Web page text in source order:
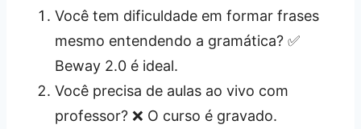
Você tem dificuldade em formar frases
mesmo entendendo a gramática? ✅
Beway 2.0 é ideal.
Você precisa de aulas ao vivo com
professor? ❌ O curso é gravado.